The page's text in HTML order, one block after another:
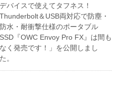
デバイスで使えてタフネス！
Thunderbolt＆USB両対応で防塵・
防水・耐衝撃仕様のポータブル
SSD『OWC Envoy Pro FX』は間も
なく発売です！」を公開しまし
た。